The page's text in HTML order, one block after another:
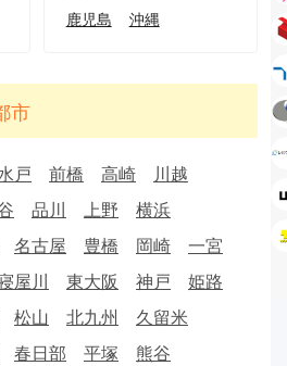
鹿児島
沖縄
市
戸 前橋 高崎
川越
品川 上野
横浜
名古屋 豊橋 岡崎
一宮
屋川 東大阪 神戸
姫路
松山 北九州
久留米
春日部 平塚
熊谷